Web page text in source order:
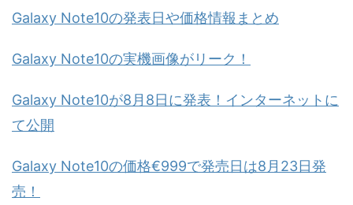
Galaxy Note10の発表日や価格情報まとめ
Galaxy Note10の実機画像がリーク！
Galaxy Note10が8月8日に発表！インターネットに
て公開
Galaxy Note10の価格€999で発売日は8月23日発
売！